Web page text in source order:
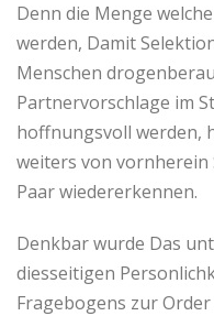
Denn die Menge
werden, Damit
Menschen
Partnervorschlage im
hoffnungsvoll werden,
weiters von
Paar wiedererkennen.
Denkbar wurde Das
diesseitigen
Fragebogens zur